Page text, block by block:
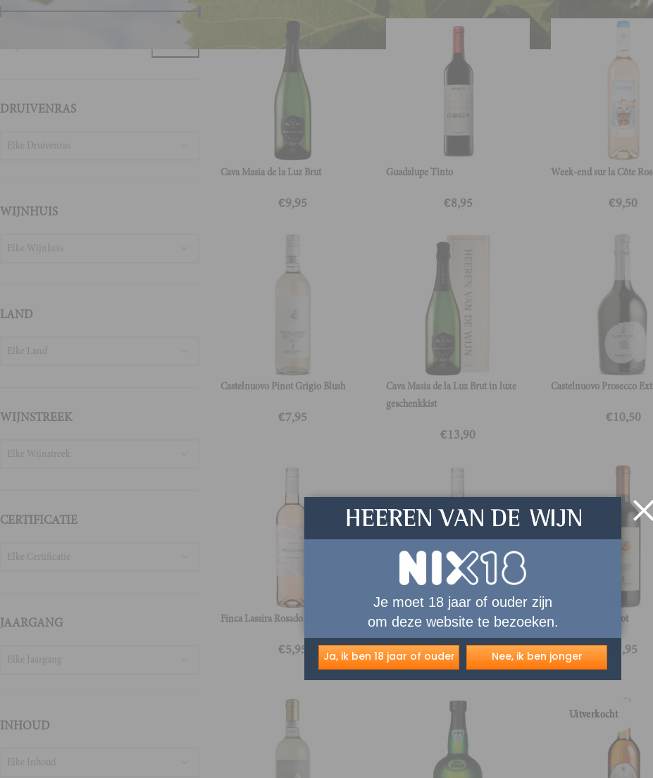
FILTER
DRUIVENRAS
Elke Druivenras
WIJNHUIS
Elke Wijnhuis
LAND
Elke Land
WIJNSTREEK
Elke Wijnstreek
CERTIFICATIE
Elke Certificatie
JAARGANG
Elke Jaargang
INHOUD
Elke Inhoud
Cava Masia de la Luz Brut
€9,95
Guadalupe Tinto
€8,95
Week-end sur la Côte
€9,50
Castelnuovo Pinot Grigio Blush
€7,95
Cava Masia de la Luz Brut in luxe
geschenkkist
€13,90
Castelnuovo Prosecco
€10,50
Finca Lassira Rosado
€5,95
Finca Lassira Blanco
€5,95
Castelnuovo Merlot
7,95
Uitverkocht
Je moet 18 jaar of ouder zijn
om deze website te bezoeken.
Ja, ik ben 18 jaar of ouder Nee, ik ben jonger